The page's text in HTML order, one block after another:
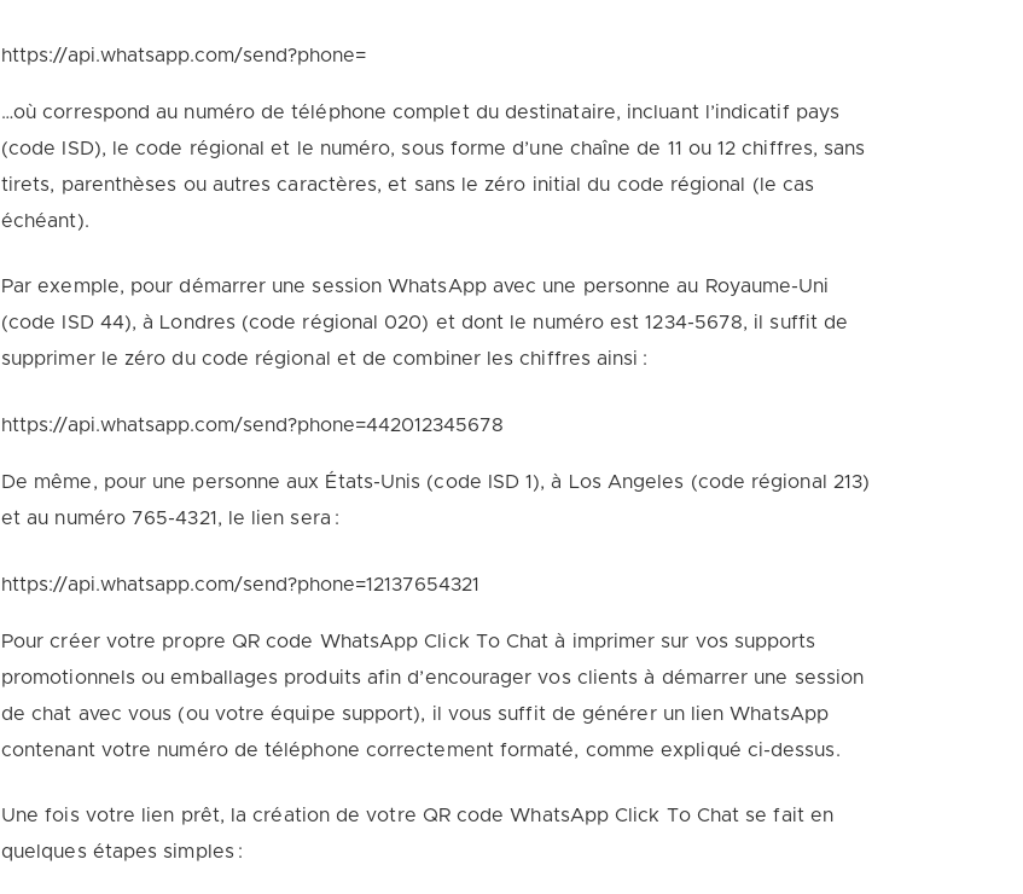
https://api.whatsapp.com/send?phone=
…où correspond au numéro de téléphone complet du destinataire, incluant l’indicatif pays
(code ISD), le code régional et le numéro, sous forme d’une chaîne de 11 ou 12 chiffres, sans
tirets, parenthèses ou autres caractères, et sans le zéro initial du code régional (le cas
échéant).
Par exemple, pour démarrer une session WhatsApp avec une personne au Royaume-Uni
(code ISD 44), à Londres (code régional 020) et dont le numéro est 1234-5678, il suffit de
supprimer le zéro du code régional et de combiner les chiffres ainsi :
https://api.whatsapp.com/send?phone=442012345678
De même, pour une personne aux États-Unis (code ISD 1), à Los Angeles (code régional 213)
et au numéro 765-4321, le lien sera :
https://api.whatsapp.com/send?phone=12137654321
Pour créer votre propre QR code WhatsApp Click To Chat à imprimer sur vos supports
promotionnels ou emballages produits afin d’encourager vos clients à démarrer une session
de chat avec vous (ou votre équipe support), il vous suffit de générer un lien WhatsApp
contenant votre numéro de téléphone correctement formaté, comme expliqué ci-dessus.
Une fois votre lien prêt, la création de votre QR code WhatsApp Click To Chat se fait en
quelques étapes simples :